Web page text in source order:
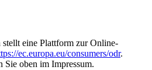
eine Plattform zur Online-
ec.europa.eu/consumers/odr.
oben im Impressum.